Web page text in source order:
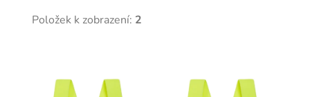
Položek k zobrazení: 2